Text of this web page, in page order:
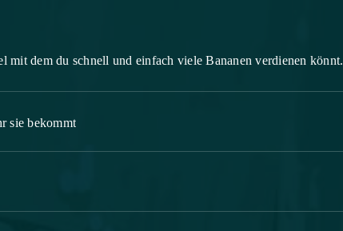
mit dem du schnell und einfach viele Bananen verdienen könnt.
sie bekommt